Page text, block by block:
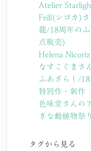
Atelier
Frill(シゴカ)さ
龍/18周年の
点販売)
Helena
なすこぐまさ
ふあざらし/
特別作・新作
色味堂さんの
ぎな動植物祭
タグから見る